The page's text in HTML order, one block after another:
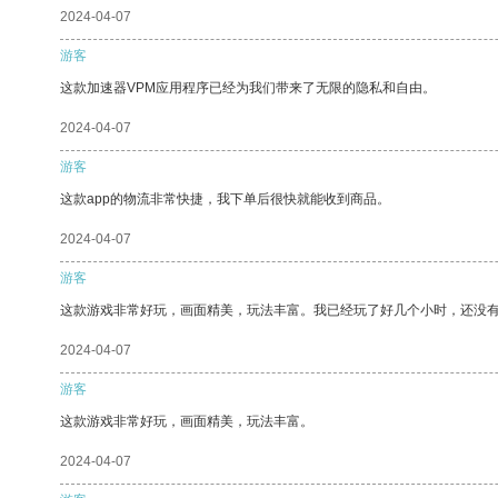
2024-04-07
游客
这款加速器VPM应用程序已经为我们带来了无限的隐私和自由。
2024-04-07
游客
这款app的物流非常快捷，我下单后很快就能收到商品。
2024-04-07
游客
这款游戏非常好玩，画面精美，玩法丰富。我已经玩了好几个小时，还没
2024-04-07
游客
这款游戏非常好玩，画面精美，玩法丰富。
2024-04-07